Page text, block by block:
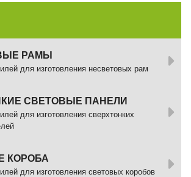
РАМЫ
для изготовления несветовых рам
СВЕТОВЫЕ ПАНЕЛИ
для изготовления сверхтонких
КОРОБА
для изготовления световых коробов